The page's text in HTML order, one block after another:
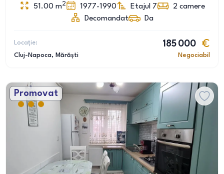
51.00 m2 1977-1990 Etajul 7 2 camere
Decomandat
Da
Locație:
Cluj-Napoca, Mărăști
185 000
Negociabil
Promovat